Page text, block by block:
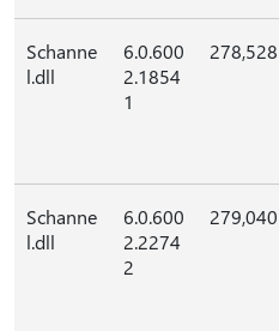
Schanne
l.dll
6.0.600
2.1854
1
278,528
Schanne
l.dll
6.0.600
2.2274
2
279,040